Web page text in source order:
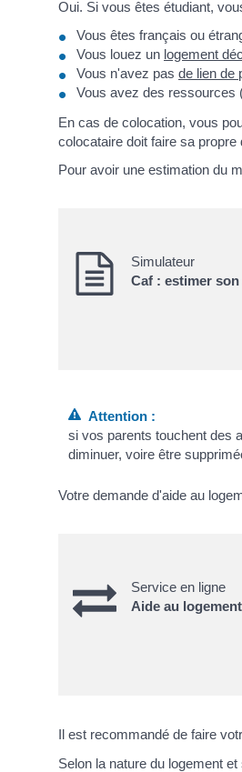
Oui. Si vous êtes étudiant,
Vous êtes français ou
Vous louez un logement
Vous n'avez pas de lien de
Vous avez des ressources
En cas de colocation, vous
colocataire doit faire sa
Pour avoir une estimation du
Simulateur
Caf : estimer
Attention :
si vos parents touchent des
diminuer, voire être
Votre demande d'aide au
Service en ligne
Aide au
Il est recommandé de faire
Selon la nature du logement